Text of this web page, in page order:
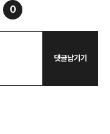
0
댓글남기기